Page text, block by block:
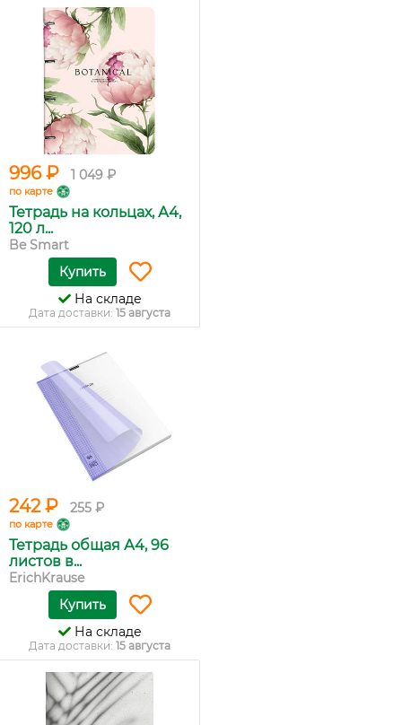
996 ₽ 1 049 ₽
по карте
Тетрадь на кольцах, А4,
120 л...
Be Smart
Купить
На складе
Дата доставки: 15 августа
242 ₽ 255 ₽
по карте
Тетрадь общая А4, 96
листов в...
ErichKrause
Купить
На складе
Дата доставки: 15 августа